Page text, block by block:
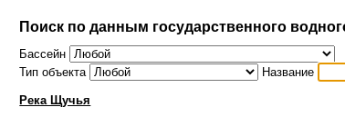
Поиск по данным государственного
Бассейн
Тип объекта
Название
Река Щучья